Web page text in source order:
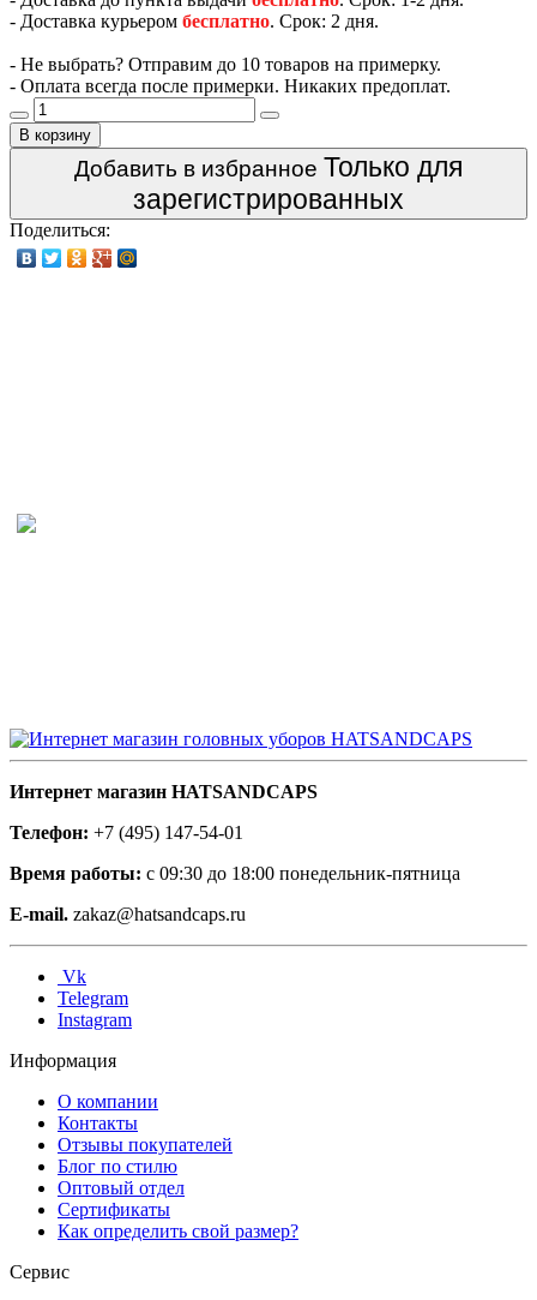
- Доставка курьером бесплатно. Срок: 2 дня.
- Не выбрать? Отправим до 10 товаров на примерку.
- Оплата всегда после примерки. Никаких предоплат.
В корзину
Добавить в избранное Только для
зарегистрированных
Поделиться:
Интернет магазин HATSANDCAPS
Телефон: +7 (495) 147-54-01
Время работы: с 09:30 до 18:00 понедельник-пятница
E-mail. zakaz@hatsandcaps.ru
Vk
Telegram
Instagram
Информация
О компании
Контакты
Отзывы покупателей
Блог по стилю
Оптовый отдел
Сертификаты
Как определить свой размер?
Сервис